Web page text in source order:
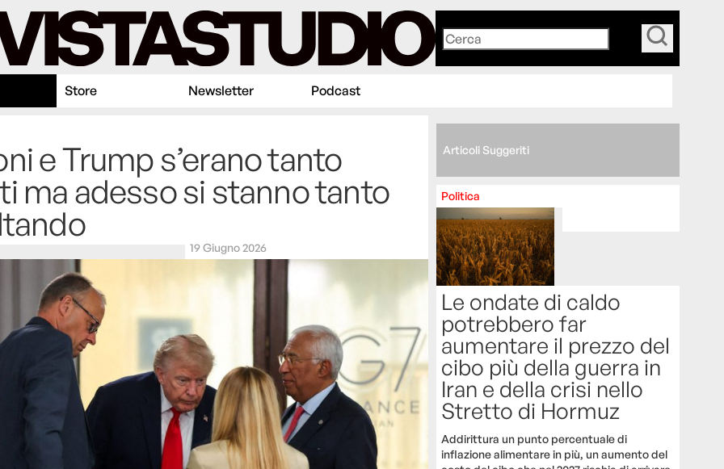
Store Newsletter Podcast
e Trump s’erano tanto
ma adesso si stanno tanto
19 Giugno 2026
Articoli Suggeriti
Politica
Le ondate di caldo
potrebbero far
aumentare il prezzo del
cibo più della guerra in
Iran e della crisi nello
Stretto di Hormuz
Addirittura un punto percentuale di
inflazione alimentare in più, un aumento del